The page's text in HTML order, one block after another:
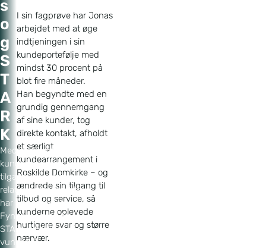
s
o
g
S
T
A
R
K
Med et skarpt blik for
kunderne og en
tilgang, der sætter
relationer før rabatter,
har Jonas Lykke
Fynbo Hansen fra
STARK Roskilde C
vundet DI – Dansk
I sin fagprøve har Jonas
arbejdet med at øge
indtjeningen i sin
kundeportefølje med
mindst 30 procent på
blot fire måneder.
Han begyndte med en
grundig gennemgang
af sine kunder, tog
direkte kontakt, afholdt
et særligt
kundearrangement i
Roskilde Domkirke – og
ændrede sin tilgang til
tilbud og service, så
kunderne oplevede
hurtigere svar og større
nærvær.